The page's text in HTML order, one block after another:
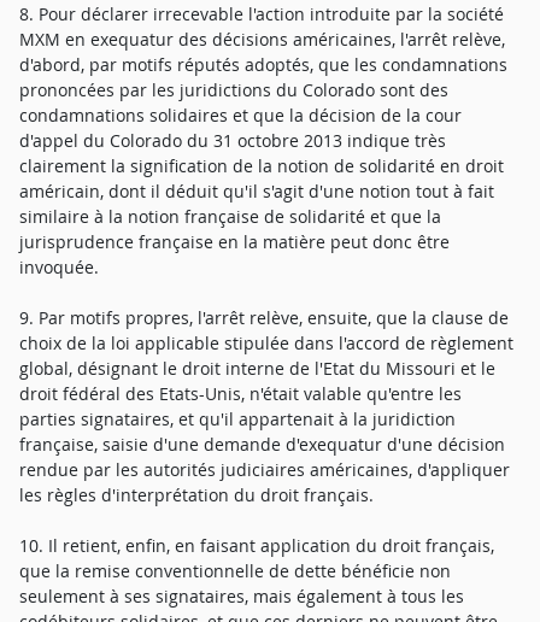
8. Pour déclarer irrecevable l'action introduite par la société
MXM en exequatur des décisions américaines, l'arrêt relève,
d'abord, par motifs réputés adoptés, que les condamnations
prononcées par les juridictions du Colorado sont des
condamnations solidaires et que la décision de la cour
d'appel du Colorado du 31 octobre 2013 indique très
clairement la signification de la notion de solidarité en droit
américain, dont il déduit qu'il s'agit d'une notion tout à fait
similaire à la notion française de solidarité et que la
jurisprudence française en la matière peut donc être
invoquée.
9. Par motifs propres, l'arrêt relève, ensuite, que la clause de
choix de la loi applicable stipulée dans l'accord de règlement
global, désignant le droit interne de l'Etat du Missouri et le
droit fédéral des Etats-Unis, n'était valable qu'entre les
parties signataires, et qu'il appartenait à la juridiction
française, saisie d'une demande d'exequatur d'une décision
rendue par les autorités judiciaires américaines, d'appliquer
les règles d'interprétation du droit français.
10. Il retient, enfin, en faisant application du droit français,
que la remise conventionnelle de dette bénéficie non
seulement à ses signataires, mais également à tous les